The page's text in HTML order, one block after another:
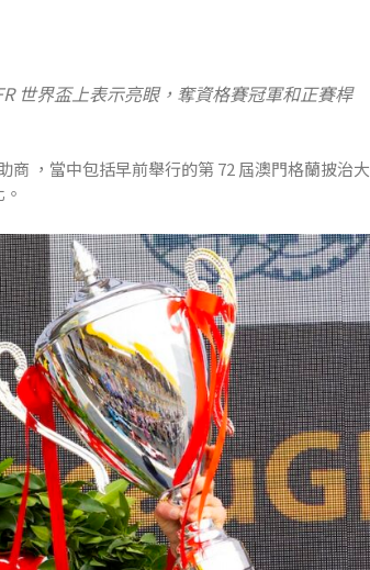
世界盃上表示亮眼，奪資格賽冠軍和正賽桿
，當中包括早前舉行的第 72 屆澳門格蘭披治大